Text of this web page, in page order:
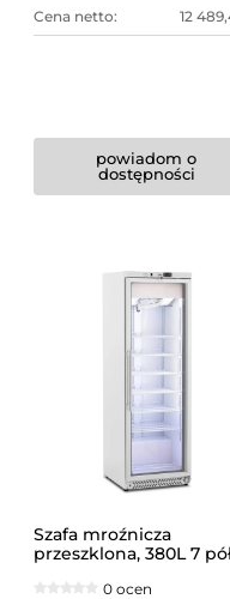
Cena netto: 12
powiadom o
dostępności
Szafa mroźnicza
przeszklona, 380L 7
0 ocen